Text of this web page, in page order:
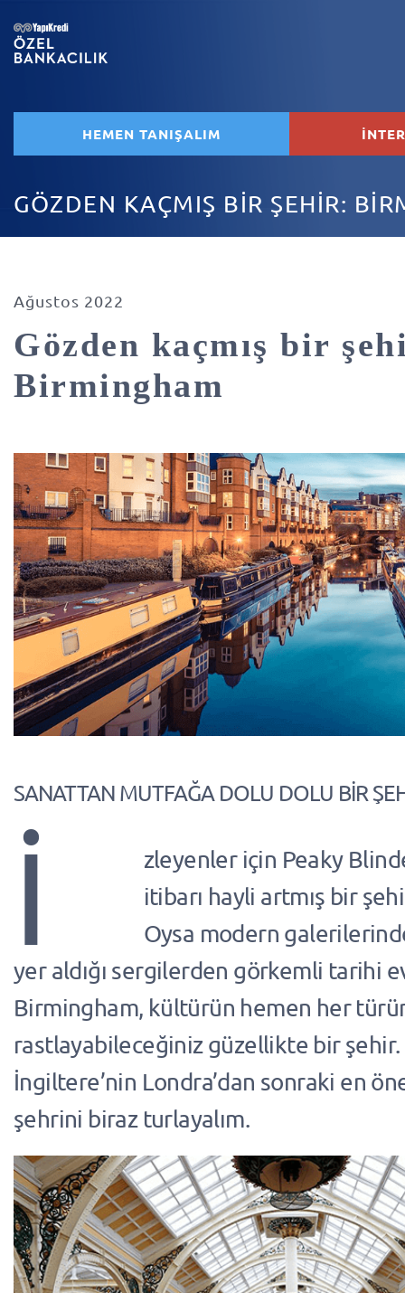
HEMEN TANIŞALIM
GÖZDEN KAÇMIŞ BİR ŞEHİR:
Ağustos 2022
Gözden kaçmış bir
Birmingham
SANATTAN MUTFAĞA DOLU DOLU BİR
İ
zleyenler için Peaky
itibarı hayli artmış bir
Oysa modern
yer aldığı sergilerden görkemli tarihi
Birmingham, kültürün hemen her
rastlayabileceğiniz güzellikte bir şehir.
İngiltere’nin Londra’dan sonraki en
şehrini biraz turlayalım.